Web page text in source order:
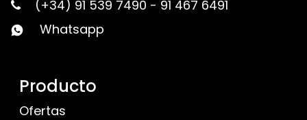
(+34) 91 539 7490 - 91 467 6491
Whatsapp
Producto
Ofertas